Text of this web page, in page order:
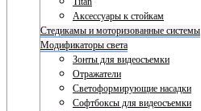
Аксессуары к стойкам
Стедикамы и моторизованные системы
Модификаторы света
Зонты для видеосъемки
Отражатели
Светоформирующие насадки
Софтбоксы для видеосъемки